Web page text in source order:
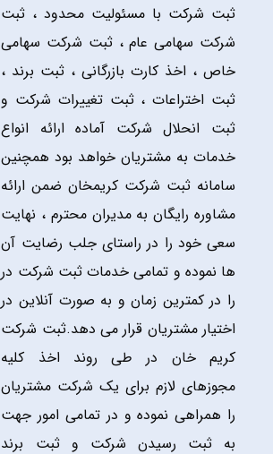
ثبت شرکت با مسئولیت محدود ، ثبت
شرکت سهامی عام ، ثبت شرکت سهامی
خاص ، اخذ کارت بازرگانی ، ثبت برند ،
ثبت اختراعات ، ثبت تغییرات شرکت و
ثبت انحلال شرکت آماده ارائه انواع
خدمات به مشتریان خواهد بود همچنین
سامانه ثبت شرکت کریمخان ضمن ارائه
مشاوره رایگان به مدیران محترم ، نهایت
سعی خود را در راستای جلب رضایت آن
ها نموده و تمامی خدمات ثبت شرکت در
را در کمترین زمان و به صورت آنلاین در
اختیار مشتریان قرار می دهد.ثبت شرکت
کریم خان در طی روند اخذ کلیه
مجوزهای لازم برای یک شرکت مشتریان
را همراهی نموده و در تمامی امور جهت
به ثبت رسیدن شرکت و ثبت برند